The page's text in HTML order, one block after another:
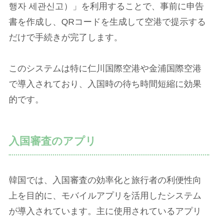
행자 세관신고）」を利用することで、事前に申告
書を作成し、QRコードを生成して空港で提示する
だけで手続きが完了します。
このシステムは特に仁川国際空港や金浦国際空港
で導入されており、入国時の待ち時間短縮に効果
的です。
入国審査のアプリ
韓国では、入国審査の効率化と旅行者の利便性向
上を目的に、モバイルアプリを活用したシステム
が導入されています。主に使用されているアプリ